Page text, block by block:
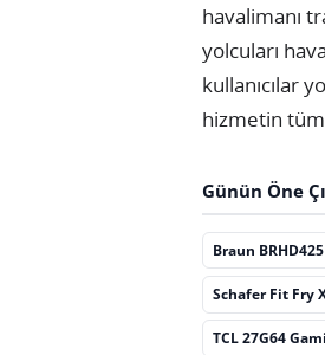
havalimanı
yolcuları
kullanıcılar
hizmetin
Günün Öne
Braun
Schafer Fit Fry
TCL 27G64